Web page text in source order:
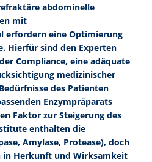
abdominelle
mit
erfordern eine Optimierung
Hierfür sind den Experten
Compliance, eine adäquate
medizinischer
des Patienten
Enzympräparats
Faktor zur Steigerung des
enthalten die
Amylase, Protease), doch
in Herkunft und Wirksamkeit